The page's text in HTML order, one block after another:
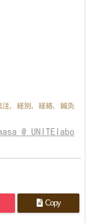
注 経別 経絡 鍼灸
@ UNITElabo
Copy